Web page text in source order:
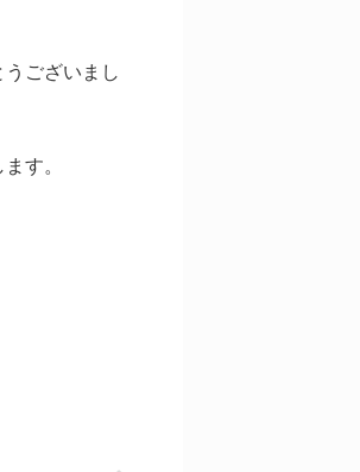
ございまし
す。